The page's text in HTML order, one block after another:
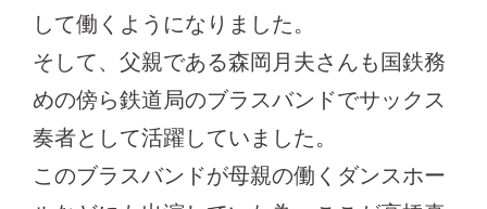
して働くようになりました。
そして、父親である森岡月夫さんも国鉄務
めの傍ら鉄道局のブラスバンドでサックス
奏者として活躍していました。
このブラスバンドが母親の働くダンスホー